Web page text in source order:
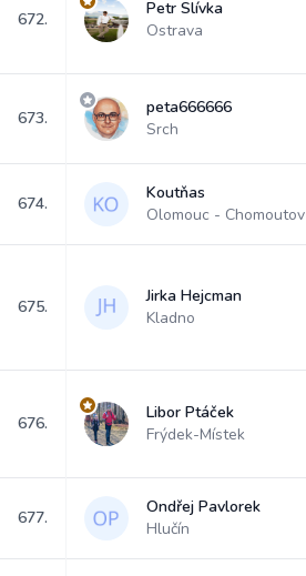
672.
Petr Slívka
Ostrava
673.
peta666666
Srch
674.
Koutňas
Olomouc - Chomoutov
675.
Jirka Hejcman
Kladno
676.
Libor Ptáček
Frýdek-Místek
677.
Ondřej Pavlorek
Hlučín